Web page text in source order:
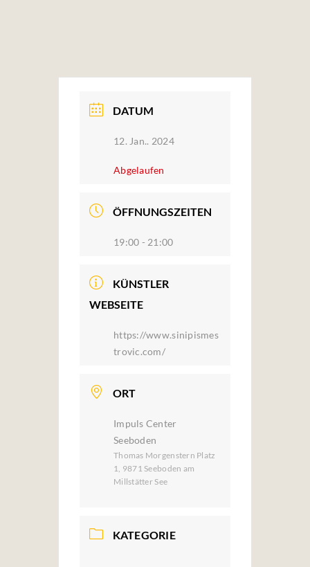
DATUM
12. Jan.. 2024
Abgelaufen
ÖFFNUNGSZEITEN
19:00 - 21:00
KÜNSTLER
WEBSEITE
https://www.sinipismes
trovic.com/
ORT
Impuls Center
Seeboden
Thomas Morgenstern Platz
1, 9871 Seeboden am
Millstätter See
KATEGORIE